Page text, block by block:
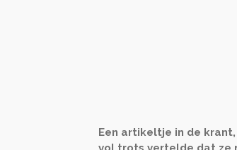
Een artikeltje in de